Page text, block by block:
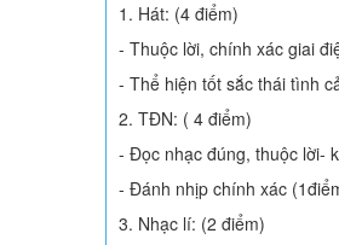
1. Hát: (4 điểm)
- Thuộc lời, chính xác giai
- Thể hiện tốt sắc thái tình
2. TĐN: ( 4 điểm)
- Đọc nhạc đúng, thuộc lời-
- Đánh nhịp chính xác
3. Nhạc lí: (2 điểm)